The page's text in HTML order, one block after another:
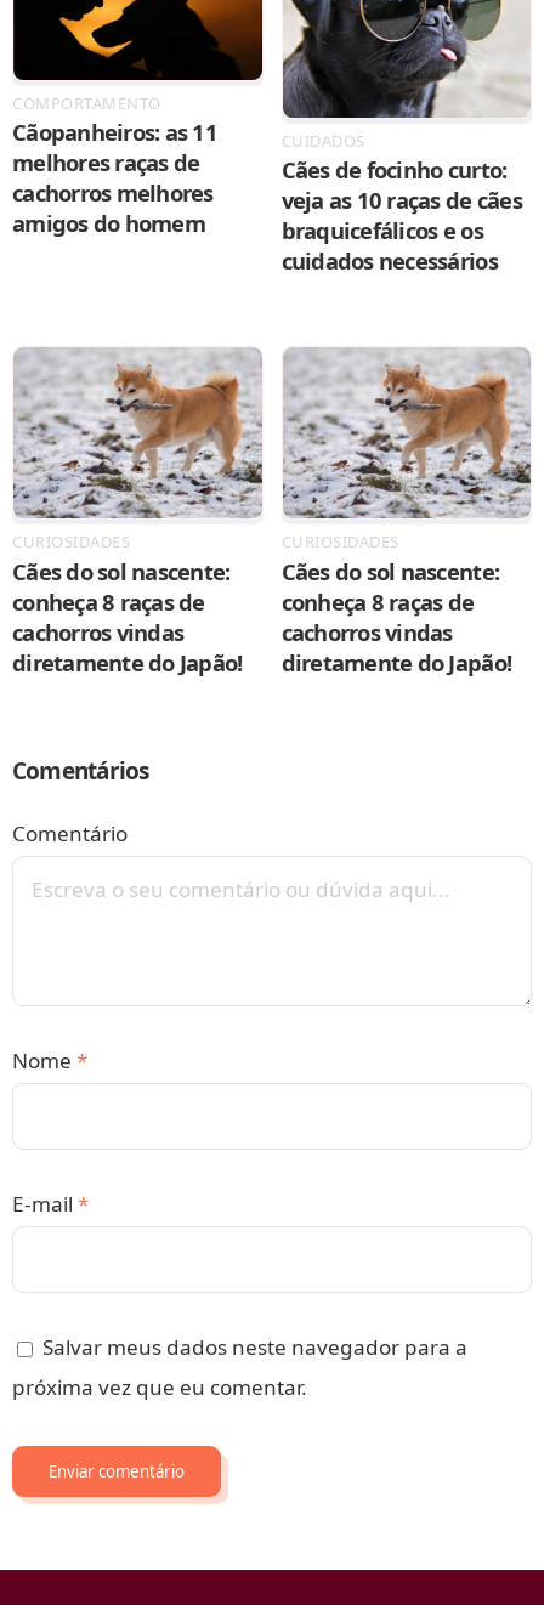
COMPORTAMENTO
Cãopanheiros: as 11
melhores raças de
cachorros melhores
amigos do homem
CUIDADOS
Cães de focinho curto:
veja as 10 raças de cães
braquicefálicos e os
cuidados necessários
CURIOSIDADES
Cães do sol nascente:
conheça 8 raças de
cachorros vindas
diretamente do Japão!
CURIOSIDADES
Cães do sol nascente:
conheça 8 raças de
cachorros vindas
diretamente do Japão!
Comentários
Comentário
Nome *
E-mail *
Salvar meus dados neste navegador para a
próxima vez que eu comentar.